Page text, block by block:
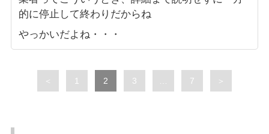
的に停止して終わりだからね
やっかいだよね・・・
＜ Page
1 Page
2 Page
3 Page
7 ＞